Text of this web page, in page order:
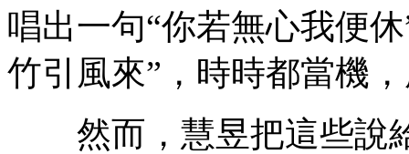
唱出一句“你若無心我便
竹引風來”，時時都當機
然而，慧昱把這些說